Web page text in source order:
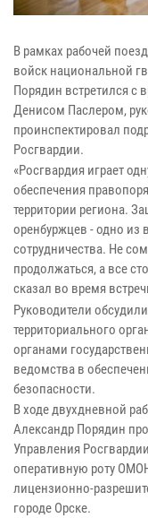
В рамках рабочей
войск национальной
Порядин встретился с
Денисом Паслером,
проинспектировал
Росгвардии.
«Росгвардия играет
обеспечения
территории региона.
оренбуржцев - одно
сотрудничества. Не
продолжаться, а все
сказал во время
Руководители
территориального
органами
ведомства в
безопасности.
В ходе двухдневной
Александр Порядин
Управления
оперативную роту
лицензионно-
городе Орске.